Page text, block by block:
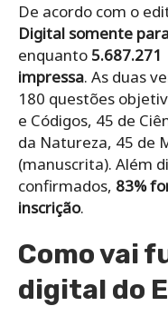
De acordo com o
Digital somente
enquanto
impressa. As duas
180 questões
e Códigos, 45 de
da Natureza, 45 de
(manuscrita). Além
confirmados, 83%
inscrição.
Como vai
digital do